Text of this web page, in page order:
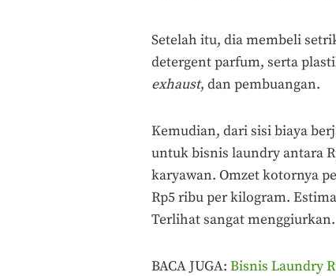
Setelah itu, dia membeli
detergent parfum, serta
exhaust, dan pembuangan.
Kemudian, dari sisi biaya
untuk bisnis laundry antara
karyawan. Omzet kotornya
Rp5 ribu per kilogram.
Terlihat sangat menggiurkan.
BACA JUGA: Bisnis Laundry